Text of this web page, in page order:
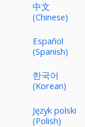
中文
(Chinese)
Español
(Spanish)
한국어
(Korean)
Język polski
(Polish)